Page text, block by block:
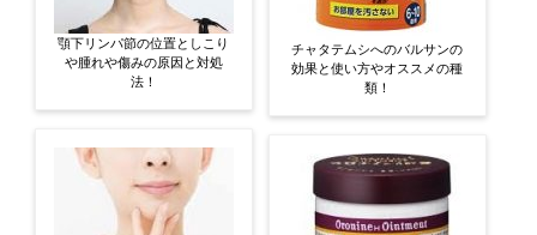
顎下リンパ節の位置としこり
や腫れや傷みの原因と対処
法！
チャタテムシへのバルサンの
効果と使い方やオススメの種
類！